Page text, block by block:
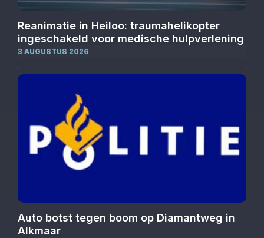
Reanimatie in Heiloo: traumahelikopter
ingeschakeld voor medische hulpverlening
3 AUGUSTUS 2026
Auto botst tegen boom op Diamantweg in
Alkmaar